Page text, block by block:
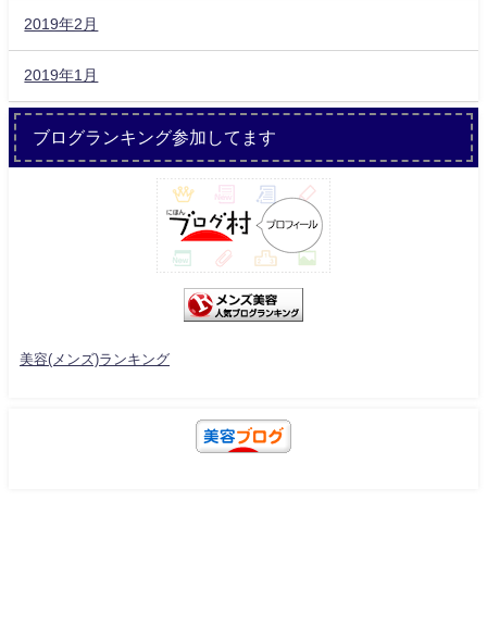
2019年2月
2019年1月
ブログランキング参加してます
美容(メンズ)ランキング